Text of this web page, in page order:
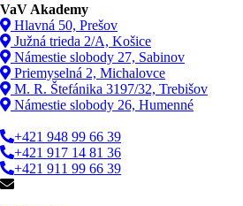
VaV Akademy
Hlavná 50, Prešov
Južná trieda 2/A, Košice
Námestie slobody 27, Sabinov
Priemyselná 2, Michalovce
M. R. Štefánika 3197/32, Trebišov
Námestie slobody 26, Humenné
+421 948 99 66 39
+421 917 14 81 36
+421 911 99 66 39